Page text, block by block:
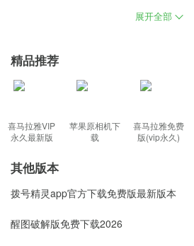
提供了鼠标消息模拟、鼠标驱动模拟等
协调不同的点击间隔时长，手动点击鼠
鼠大侠电脑版功能：
1、有着鼠标连点、鼠标录制、鼠标宏，
2、自由设置单击鼠标间隔时间及单击方
展开全部
精品推荐
喜马拉雅VIP
永久最新版
苹果原相机下
载
喜马拉雅免费
版(vip永久)
其他版本
拨号精灵app官方下载免费版最新版本
醒图破解版免费下载2026